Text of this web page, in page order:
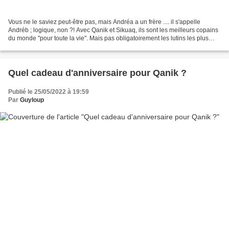
Vous ne le saviez peut-être pas, mais Andréa a un frère .... il s'appelle
Andréb ; logique, non ?! Avec Qanik et Sikuaq, ils sont les meilleurs copains
du monde "pour toute la vie". Mais pas obligatoirement les lutins les plus
Quel cadeau d'anniversaire pour Qanik ?
Publié le 25/05/2022 à 19:59
Par Guyloup